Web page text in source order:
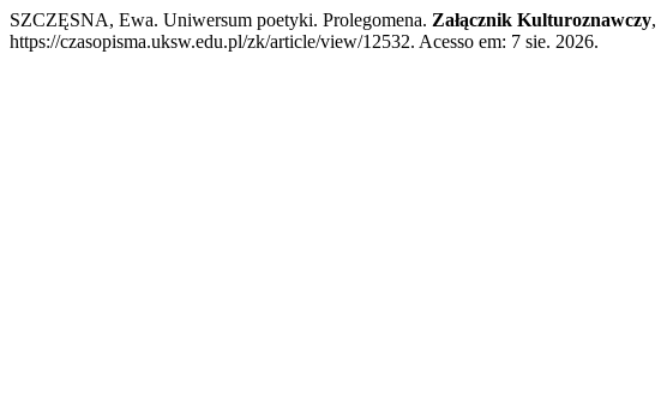
SZCZĘSNA, Ewa. Uniwersum poetyki. Prolegomena. Załącznik Kulturoznawczy,
https://czasopisma.uksw.edu.pl/zk/article/view/12532. Acesso em: 7 sie. 2026.